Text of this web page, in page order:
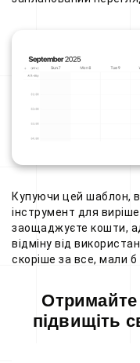
Купуючи цей шаблон,
інструмент для
заощаджуєте кошти,
відміну від
скоріше за все, мали
Отримайте
підвищіть